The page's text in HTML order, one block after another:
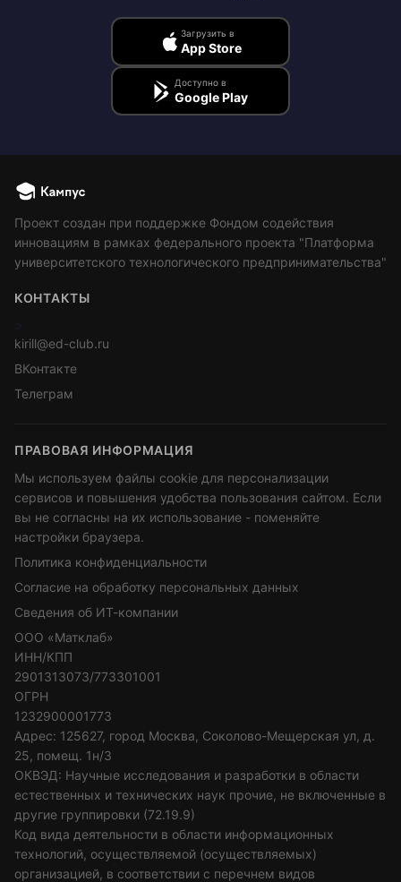
Загрузить в
App Store
Доступно в
Google Play
Проект создан при поддержке Фондом содействия
инновациям в рамках федерального проекта "Платформа
университетского технологического предпринимательства"
КОНТАКТЫ
>
kirill@ed-club.ru
ВКонтакте
Телеграм
ПРАВОВАЯ ИНФОРМАЦИЯ
Мы используем файлы cookie для персонализации
сервисов и повышения удобства пользования сайтом. Если
вы не согласны на их использование - поменяйте
настройки браузера.
Политика конфиденциальности
Согласие на обработку персональных данных
Сведения об ИТ-компании
ООО «Матклаб»
ИНН/КПП
2901313073/773301001
ОГРН
1232900001773
Адрес: 125627, город Москва, Соколово-Мещерская ул, д.
25, помещ. 1н/3
ОКВЭД: Научные исследования и разработки в области
естественных и технических наук прочие, не включенные в
другие группировки (72.19.9)
Код вида деятельности в области информационных
технологий, осуществляемой (осуществляемых)
организацией, в соответствии с перечнем видов